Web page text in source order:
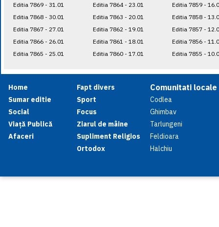
Editia 7869 - 31.01
Editia 7868 - 30.01
Editia 7867 - 27.01
Editia 7866 - 26.01
Editia 7865 - 25.01
Editia 7864 - 23.01
Editia 7863 - 20.01
Editia 7862 - 19.01
Editia 7861 - 18.01
Editia 7860 - 17.01
Editia 7859 -
Editia 7858 -
Editia 7857 -
Editia 7856 -
Editia 7855 -
Home
Sumar editie
Social
Viață Publică
Afaceri
Fapt divers
Sport
Focus
Ziarul de mâine
Supliment Religios
Ortodox
Comunitati locale
Codlea
Ghimbav
Tarlungeni
Feldioara
Halchiu